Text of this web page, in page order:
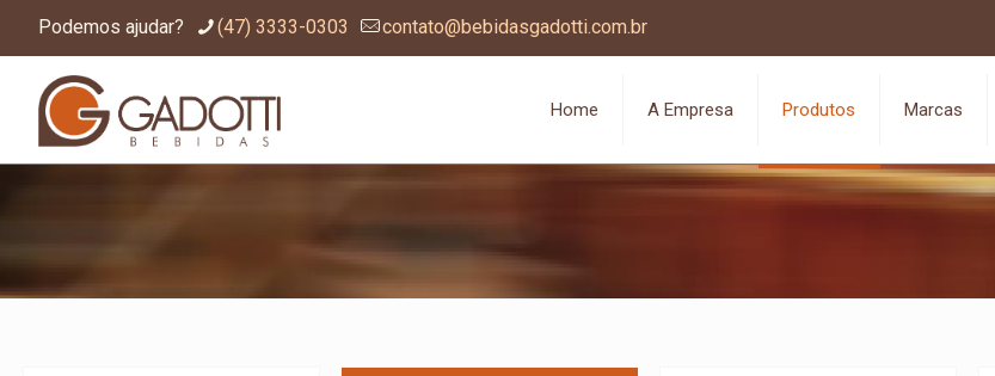
Podemos ajudar? (47) 3333-0303 contato@bebidasgadotti.com.br
Home A Empresa Produtos Marcas